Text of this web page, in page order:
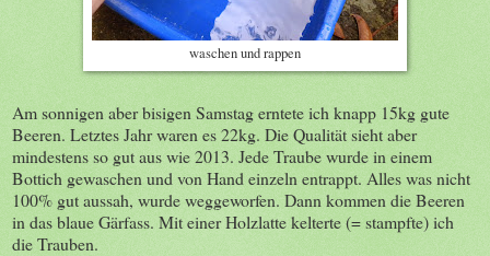
waschen und rappen
Am sonnigen aber bisigen Samstag erntete ich knapp 15kg gute
Beeren. Letztes Jahr waren es 22kg. Die Qualität sieht aber
mindestens so gut aus wie 2013. Jede Traube wurde in einem
Bottich gewaschen und von Hand einzeln entrappt. Alles was nicht
100% gut aussah, wurde weggeworfen. Dann kommen die Beeren
in das blaue Gärfass. Mit einer Holzlatte kelterte (= stampfte) ich
die Trauben.